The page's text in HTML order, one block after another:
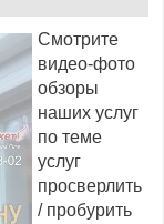
Смотрите
видео-фото
обзоры
наших услуг
по теме
услуг
просверлить
/ пробурить